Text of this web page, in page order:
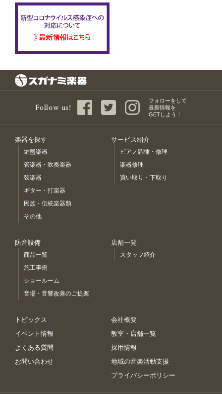
Follow us!
フォローをして
最新情報を
GETしよう！
楽器を探す
鍵盤楽器
管楽器・吹奏楽器
弦楽器
ギター・打楽器
民族・伝統楽器類
その他
サービス紹介
ピアノ調律・修理
楽器修理
買い取り・下取り
防音設備
商品一覧
施工事例
ショールーム
音場・音響改善のご提案
店舗一覧
スタッフ紹介
トピックス
イベント情報
よくある質問
お問い合わせ
会社概要
教室・店舗一覧
採用情報
地域の音楽活動支援
プライバシーポリシー